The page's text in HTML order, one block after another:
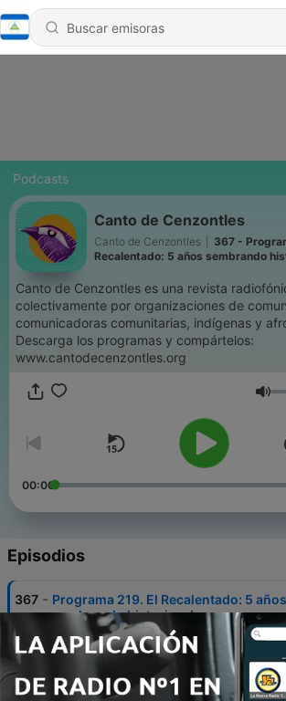
Podcasts
Canto de Cenzontles
Canto de Cenzontles
367 -
Recalentado: 5 años sembrando
Canto de Cenzontles es una revista
colectivamente por organizaciones de
comunicadoras comunitarias, indígenas y
Descarga los programas y compártelos:
www.cantodecenzontles.org
00:00
Episodios
367 - Programa 219. El Recalentado: 5 años
sembrando historias de esperanza
30 jun. 2026
Cine Cenzontles: Mi no lugar de Isis
Ahumada Monroy